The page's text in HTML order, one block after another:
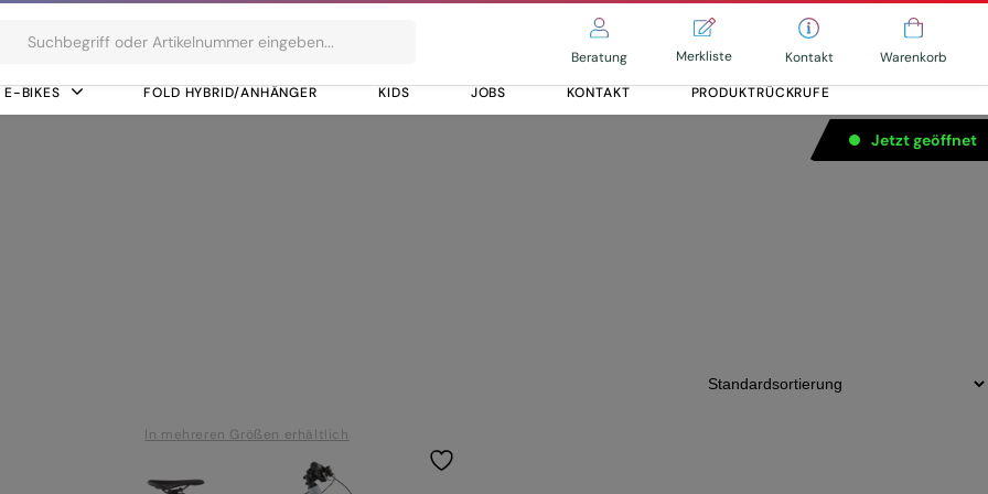
Beratung Merkliste Kontakt
Warenkorb
E-BIKES FOLD HYBRID/ANHÄNGER KIDS JOBS KONTAKT PRODUKTRÜCKRUFE
Jetzt geöffnet
In mehreren Größen erhältlich